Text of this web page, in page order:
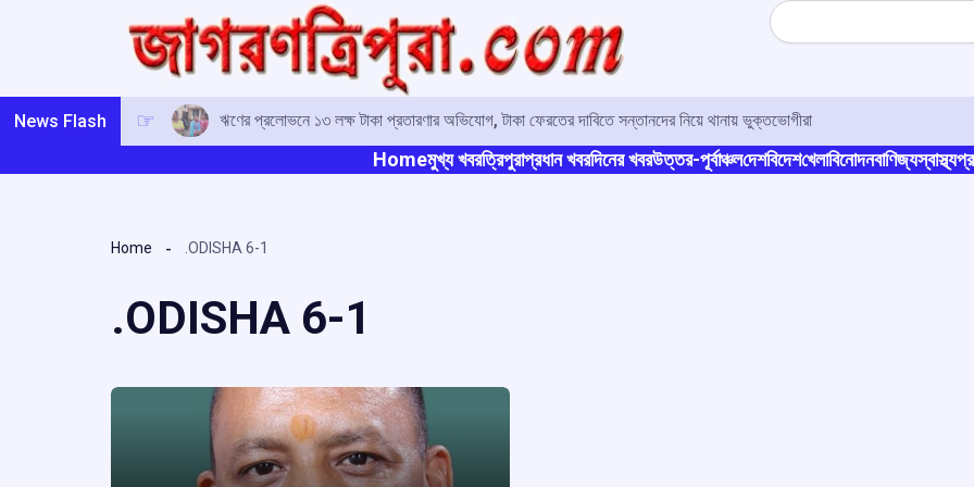
Search
News Flash ঋণের প্রলোভনে ১৩ লক্ষ টাকা প্রতারণার অভিযোগ, টাকা ফেরতের দাবিতে সন্তানদের নিয়ে থানায় ভুক্তভোগীরা
Homeমুখ্য খবরত্রিপুরাপ্রধান খবরদিনের খবরউত্তর-পূর্বাঞ্চলদেশবিদেশখেলাবিনোদনবাণিজ্যস্বাস্থ্য
Home .ODISHA 6-1
.ODISHA 6-1